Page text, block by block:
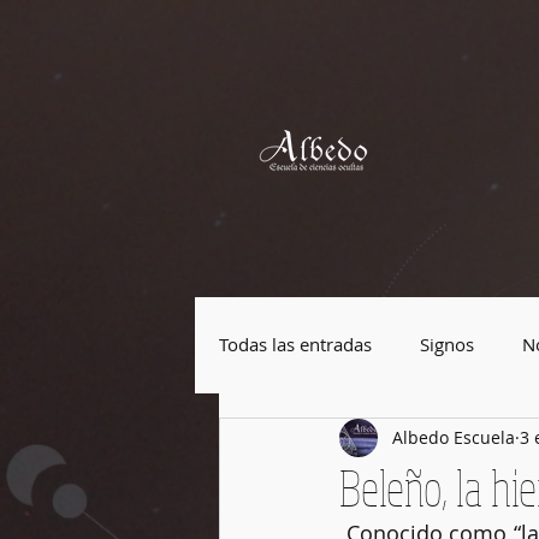
Todas las entradas Signos
Plantas mágicas Piedras
Beleño, la
Albedo Escuela 3